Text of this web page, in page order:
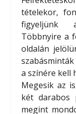
tételekor,
figyeljünk
Többnyire a
oldalán
a színére kell
Megesik az
két darabos
megint